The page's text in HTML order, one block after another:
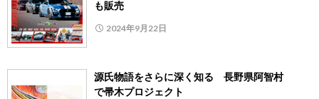
も販売
2024年9月22日
源氏物語をさらに深く知る 長野県阿智村
で帚木プロジェクト